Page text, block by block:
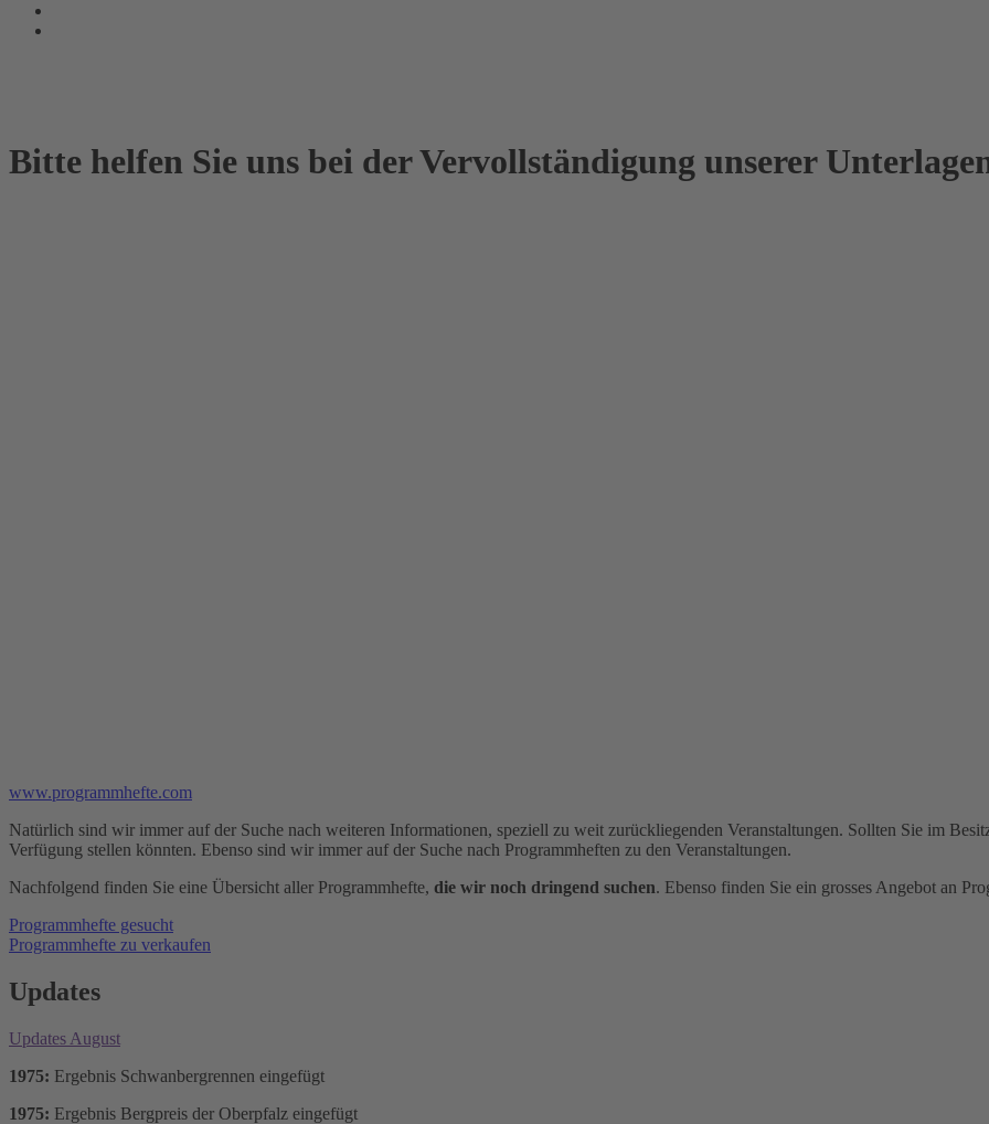
Bitte helfen Sie uns bei der Vervollständigung unserer
www.programmhefte.com
Natürlich sind wir immer auf der Suche nach weiteren Informationen, speziell zu weit zurückliegenden Veranstaltungen. Sollten Sie im
Verfügung stellen könnten. Ebenso sind wir immer auf der Suche nach Programmheften zu den Veranstaltungen.
Nachfolgend finden Sie eine Übersicht aller Programmhefte, die wir noch dringend suchen. Ebenso finden Sie ein grosses Angebot an
Programmhefte gesucht
Programmhefte zu verkaufen
Updates
Updates August
1975: Ergebnis Schwanbergrennen eingefügt
1975: Ergebnis Bergpreis der Oberpfalz eingefügt